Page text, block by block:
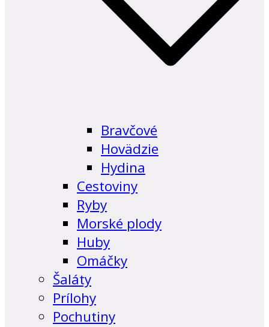
Bravčové
Hovädzie
Hydina
Cestoviny
Ryby
Morské plody
Huby
Omáčky
Šaláty
Prílohy
Pochutiny